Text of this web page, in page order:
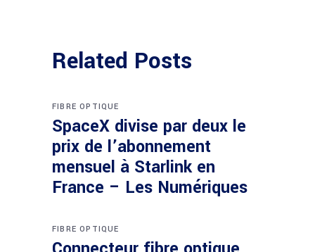
Related Posts
FIBRE OPTIQUE
SpaceX divise par deux le
prix de l’abonnement
mensuel à Starlink en
France – Les Numériques
FIBRE OPTIQUE